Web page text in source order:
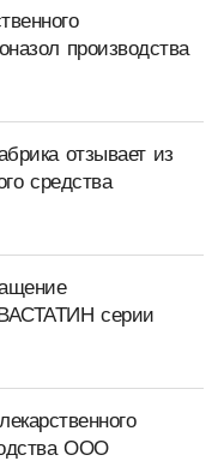
производства
отзывает из
средства
серии
ООО